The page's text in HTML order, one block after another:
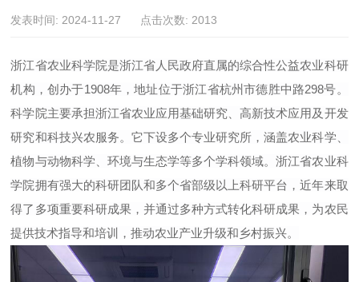
发表时间: 2024-11-27 点击次数: 2013
浙江省农业科学院是浙江省人民政府直属的综合性公益农业科研
机构，创办于1908年，地址位于浙江省杭州市德胜中路298号。
科学院主要承担浙江省农业应用基础研究、高新技术应用及开发
研究和科技兴农服务。它下设多个专业研究所，涵盖农业科学、
植物与动物科学、环境与生态学等多个学科领域。浙江省农业科
学院拥有强大的科研团队和多个省部级以上科研平台，近年来取
得了多项重要科研成果，并通过多种方式转化科研成果，为农民
提供技术指导和培训，推动农业产业升级和乡村振兴。